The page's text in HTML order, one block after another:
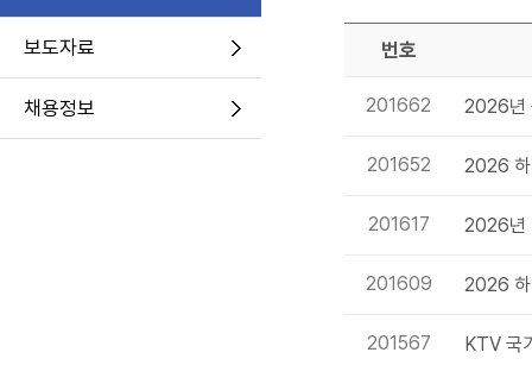
보도자료
채용정보
번호
201662 2026년
201652 2026 하
201617 2026년
201609 2026 하
201567 KTV 국